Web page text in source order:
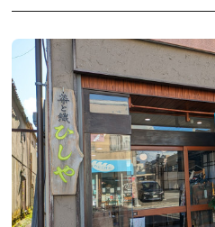
レが完備されていますので、安心
穴場スポットにもなっています。